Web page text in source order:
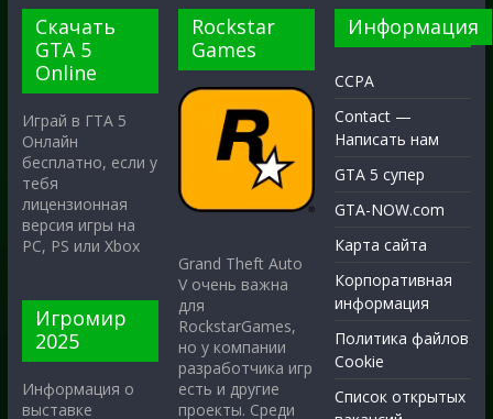
Скачать
GTA 5
Online
Играй в ГТА 5
Онлайн
бесплатно, если у
тебя
лицензионная
версия игры на
PC, PS или Xbox
Игромир
2025
Информация о
выставке
Rockstar
Games
Grand Theft Auto
V очень важна
для
RockstarGames,
но у компании
разработчика игр
есть и другие
проекты. Среди
Информация
CCPA
Contact —
Написать нам
GTA 5 супер
GTA-NOW.com
Карта сайта
Корпоративная
информация
Политика файлов
Cookie
Список открытых